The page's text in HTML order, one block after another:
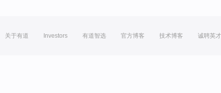
关于有道 Investors 有道智选 官方博客 技术博客 诚聘英才